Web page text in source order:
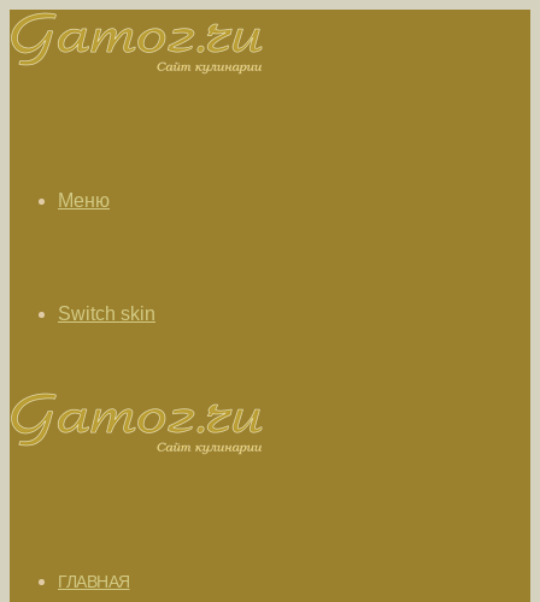
Меню
Switch skin
ГЛАВНАЯ